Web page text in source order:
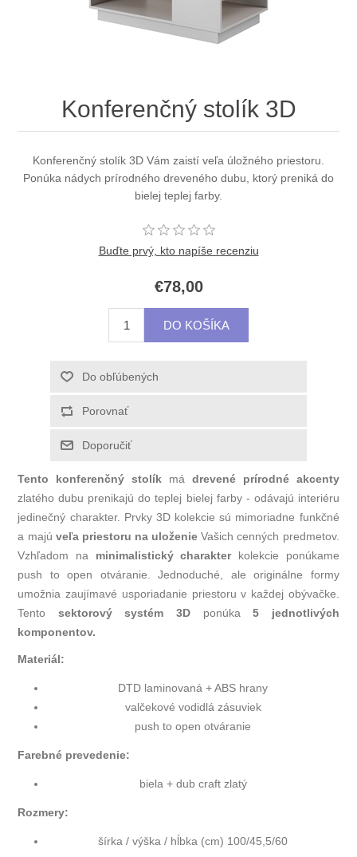
Konferenčný stolík 3D
Konferenčný stolík 3D Vám zaistí veľa úložného priestoru.
Ponúka nádych prírodného dreveného dubu, ktorý preniká do
bielej teplej farby.
Buďte prvý, kto napíše recenziu
€78,00
Tento konferenčný stolík má drevené prírodné akcenty
zlatého dubu prenikajú do teplej bielej farby - odávajú interiéru
jedinečný charakter. Prvky 3D kolekcie sú mimoriadne funkčné
a majú veľa priestoru na uloženie Vašich cenných predmetov.
Vzhľadom na minimalistický charakterkolekcie ponúkame
push to open otváranie. Jednoduché, ale originálne formy
umožnia zaujímavé usporiadanie priestoru v každej obývačke.
Tento sektorový systém 3D ponúka5 jednotlivých
komponentov.
Materiál:
DTD laminovaná + ABS hrany
valčekové vodidlá zásuviek
push to open otváranie
Farebné prevedenie:
biela + dub craft zlatý
Rozmery:
šírka / výška / hĺbka (cm) 100/45,5/60